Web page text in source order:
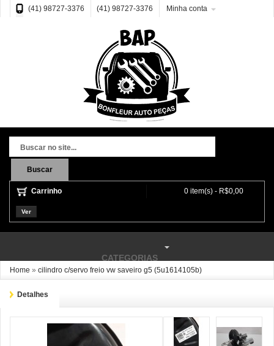
(41) 98727-3376 (41) 98727-3376 Minha conta
Buscar
Carrinho 0 item(s) - R$0,00
Ver
CATEGORIAS
Home » cilindro c/servo freio vw saveiro g5 (5u1614105b)
Detalhes